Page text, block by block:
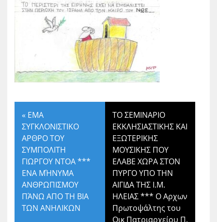
« ΕΜΑ
ΣΥΓΚΛΟΝΙΣΤΙΚΟ
ΑΡΘΡΟ ΤΟΥ
ΣΥΜΠΟΛΙΤΗ
ΓΙΩΡΓΟΥ ΝΤΟΑ ***
ΕΝΑ ΜΉΝΥΜΑ
ΑΝΘΡΩΠΙΣΜΟΥ
ΠΆΝΩ ΑΠΟ ΤΗ ΒΙΑ
ΤΩΝ ΑΝΗΛΙΚΩΝ
ΤΟ ΣΕΜΙΝΑΡΙΟ
ΕΚΚΛΗΣΙΑΣΤΙΚΗΣ ΚΑΙ
ΕΞΩΤΕΡΙΚΗΣ
ΜΟΥΣΙΚΗΣ ΠΟΥ
ΕΛΑΒΕ ΧΩΡΑ ΣΤΟΝ
ΠΥΡΓΟ ΥΠΟ ΤΗΝ
ΑΙΓΙΔΑ ΤΗΣ Ι.Μ.
ΗΛΕΙΑΣ *** Ο Αρχων
Πρωτοψάλτης του
Οικ Πατριαρχείου Π.